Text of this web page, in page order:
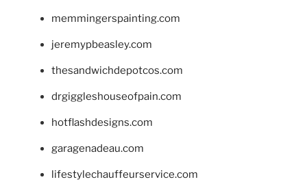
memmingerspainting.com
jeremypbeasley.com
thesandwichdepotcos.com
drgiggleshouseofpain.com
hotflashdesigns.com
garagenadeau.com
lifestylechauffeurservice.com